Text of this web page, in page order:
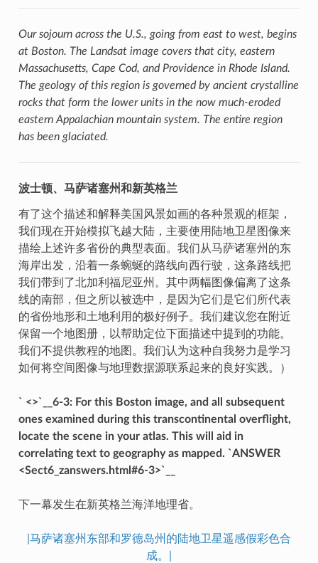
Our sojourn across the U.S., going from east to west, begins
at Boston. The Landsat image covers that city, eastern
Massachusetts, Cape Cod, and Providence in Rhode Island.
The geology of this region is governed by ancient crystalline
rocks that form the lower units in the now much-eroded
eastern Appalachian mountain system. The entire region
has been glaciated.
波士顿、马萨诸塞州和新英格兰
有了这个描述和解释美国风景如画的各种景观的框架，
我们现在开始模拟飞越大陆，主要使用陆地卫星图像来
描绘上述许多省份的典型表面。我们从马萨诸塞州的东
海岸出发，沿着一条蜿蜒的路线向西行驶，这条路线把
我们带到了北加利福尼亚州。其中两幅图像偏离了这条
线的南部，但之所以被选中，是因为它们是它们所代表
的省份地形和土地利用的极好例子。我们建议您在附近
保留一个地图册，以帮助定位下面描述中提到的功能。
我们不提供教程的地图。我们认为这种自我努力是学习
如何将空间图像与地理数据源联系起来的良好实践。）
` <>`__6-3: For this Boston image, and all subsequent
ones examined during this transcontinental overflight,
locate the scene in your atlas. This will aid in
correlating text to geography as mapped. `ANSWER
<Sect6_zanswers.html#6-3>`__
下一幕发生在新英格兰海洋地理省。
|马萨诸塞州东部和罗德岛州的陆地卫星遥感假彩色合
成。|